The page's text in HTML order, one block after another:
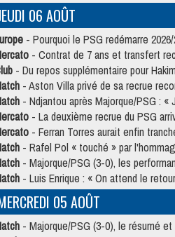
06 AOÛT
- Pourquoi le PSG redémarre 2026/27 au 4e rang
- Contrat de 7 ans et transfert record pour
- Du repos supplémentaire pour
- Aston Villa privé de sa recrue
- Ndjantou après Majorque/PSG : « Je ne me
- La deuxième recrue du PSG
- Ferran Torres aurait enfin tranché entre
- Rafel Pol « touché » par l'hommage reçu
- Majorque/PSG (3-0), les
- Luis Enrique : « On attend le retour de
05 AOÛT
- Majorque/PSG (3-0), le résumé et